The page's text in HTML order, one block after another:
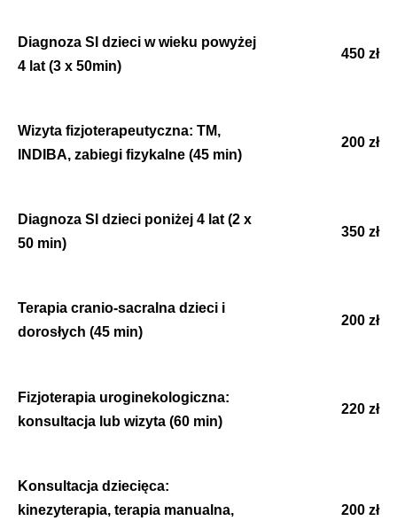
Diagnoza SI dzieci w wieku powyżej
4 lat (3 x 50min)
450 zł
Wizyta fizjoterapeutyczna: TM,
INDIBA, zabiegi fizykalne (45 min)
200 zł
Diagnoza SI dzieci poniżej 4 lat (2 x
50 min)
350 zł
Terapia cranio-sacralna dzieci i
dorosłych (45 min)
200 zł
Fizjoterapia uroginekologiczna:
konsultacja lub wizyta (60 min)
220 zł
Konsultacja dziecięca:
kinezyterapia, terapia manualna,
200 zł